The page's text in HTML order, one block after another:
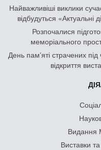
Найважливіші виклики
відбудуться
Розпочалися
меморіального
День памʼяті страчених
відкриття
Видання
Виставки